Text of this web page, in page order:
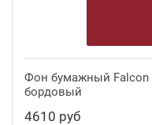
Фон бумажный Falcon
бордовый
4610 руб